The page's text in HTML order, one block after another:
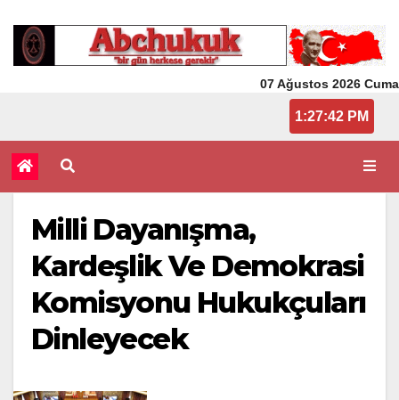
07 Ağustos 2026 Cuma
1:27:42 PM
Milli Dayanışma,
Kardeşlik Ve Demokrasi
Komisyonu Hukukçuları
Dinleyecek